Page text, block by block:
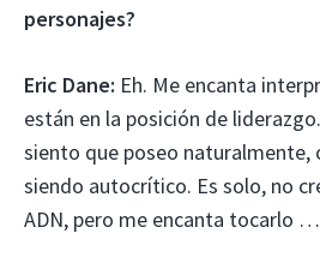
personajes?
Eric Dane: Eh. Me encanta
están en la posición de
siento que poseo naturalmente,
siendo autocrítico. Es solo, no
ADN, pero me encanta tocarlo …